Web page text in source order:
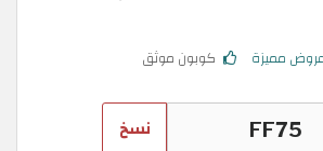
مميزة كوبون موثق
نسخ